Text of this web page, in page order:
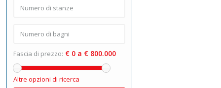
Fascia di prezzo: € 0 a € 800.000
Altre opzioni di ricerca